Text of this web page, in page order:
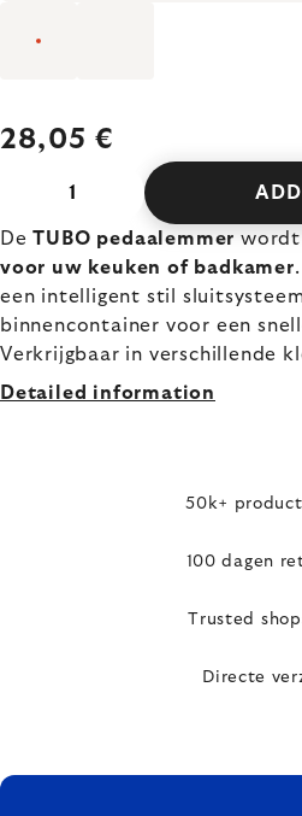
28,05 €
DeTUBO pedaalemmer wordt
voor uw keuken of badkamer
een intelligent stil
binnencontainer voor een
Verkrijgbaar in verschillende
Detailed information
50k+
100 dagen
Trusted
Directe
FOOTER